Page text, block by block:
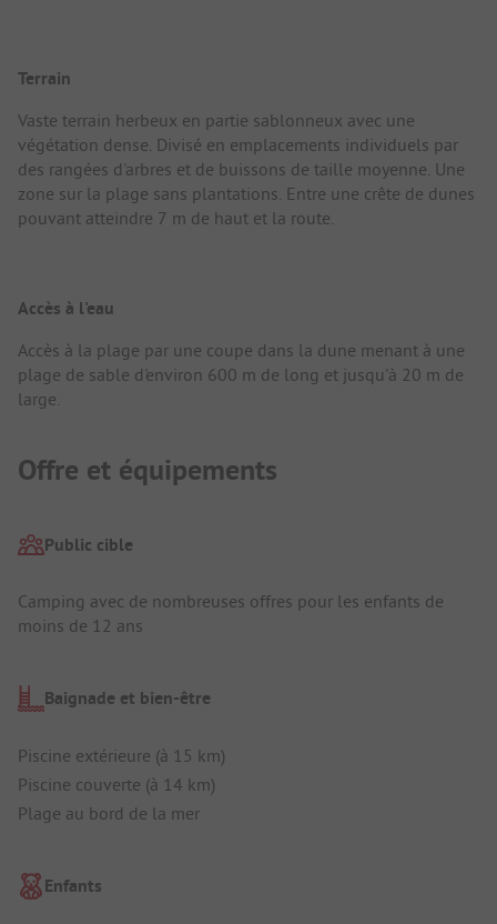
Terrain
Vaste terrain herbeux en partie sablonneux avec une
végétation dense. Divisé en emplacements individuels par
des rangées d'arbres et de buissons de taille moyenne. Une
zone sur la plage sans plantations. Entre une crête de dunes
pouvant atteindre 7 m de haut et la route.
Accès à l'eau
Accès à la plage par une coupe dans la dune menant à une
plage de sable d'environ 600 m de long et jusqu'à 20 m de
large.
Offre et équipements
Public cible
Camping avec de nombreuses offres pour les enfants de
moins de 12 ans
Baignade et bien-être
Piscine extérieure (à 15 km)
Piscine couverte (à 14 km)
Plage au bord de la mer
Enfants